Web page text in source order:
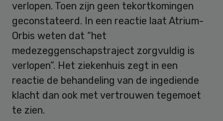
verlopen. Toen zijn geen tekortkomingen
geconstateerd. In een reactie laat Atrium-
Orbis weten dat “het
medezeggenschapstraject zorgvuldig is
verlopen”. Het ziekenhuis zegt in een
reactie de behandeling van de ingediende
klacht dan ook met vertrouwen tegemoet
te zien.